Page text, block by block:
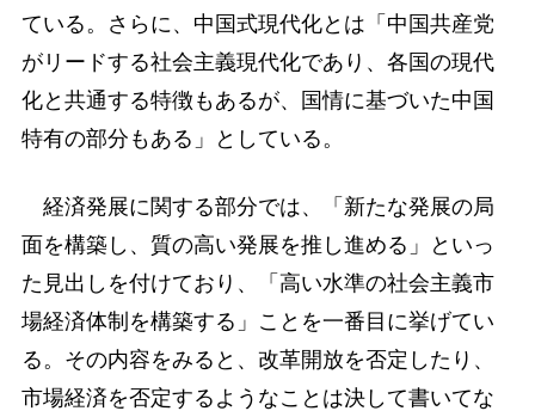
ている。さらに、中国式現代化とは「中国共産党
がリードする社会主義現代化であり、各国の現代
化と共通する特徴もあるが、国情に基づいた中国
特有の部分もある」としている。
経済発展に関する部分では、「新たな発展の局
面を構築し、質の高い発展を推し進める」といっ
た見出しを付けており、「高い水準の社会主義市
場経済体制を構築する」ことを一番目に挙げてい
る。その内容をみると、改革開放を否定したり、
市場経済を否定するようなことは決して書いてな